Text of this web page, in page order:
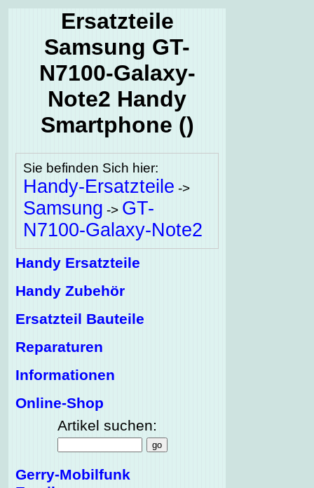
Ersatzteile
Samsung GT-
N7100-Galaxy-
Note2 Handy
Smartphone ()
Sie befinden Sich hier:
Handy-Ersatzteile ->
Samsung -> GT-
N7100-Galaxy-Note2
Handy Ersatzteile
Handy Zubehör
Ersatzteil Bauteile
Reparaturen
Informationen
Online-Shop
Artikel suchen:
Gerry-Mobilfunk